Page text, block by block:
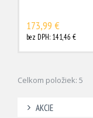
173,99 €
bez DPH: 141,46 €
Celkom položiek: 5
AKCIE